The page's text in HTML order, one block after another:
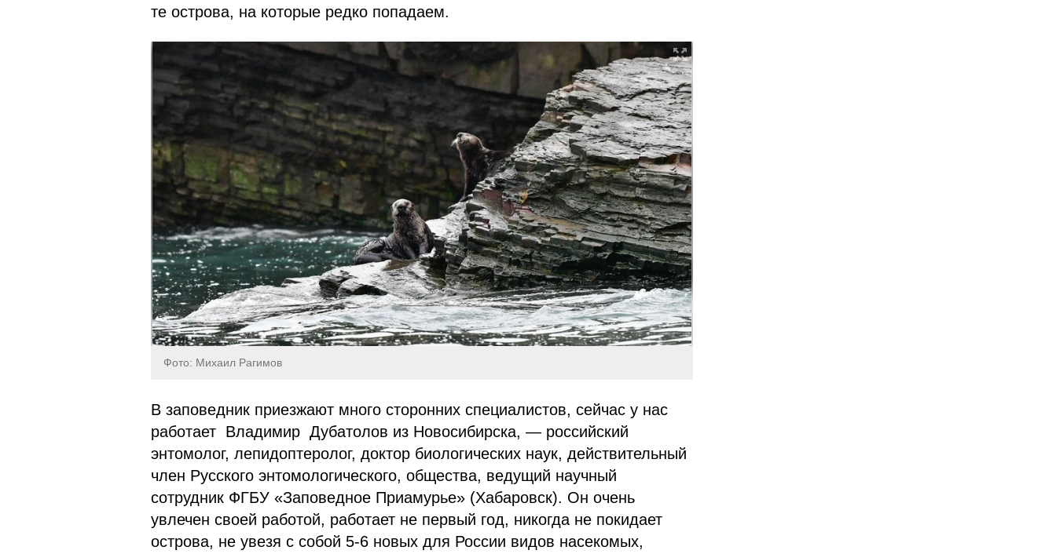
те острова, на которые редко попадаем.
Фото: Михаил Рагимов
В заповедник приезжают много сторонних специалистов, сейчас у нас
работает Владимир Дубатолов из Новосибирска, — российский
энтомолог, лепидоптеролог, доктор биологических наук, действительный
член Русского энтомологического, общества, ведущий научный
сотрудник ФГБУ «Заповедное Приамурье» (Хабаровск). Он очень
увлечен своей работой, работает не первый год, никогда не покидает
острова, не увезя с собой 5-6 новых для России видов насекомых,